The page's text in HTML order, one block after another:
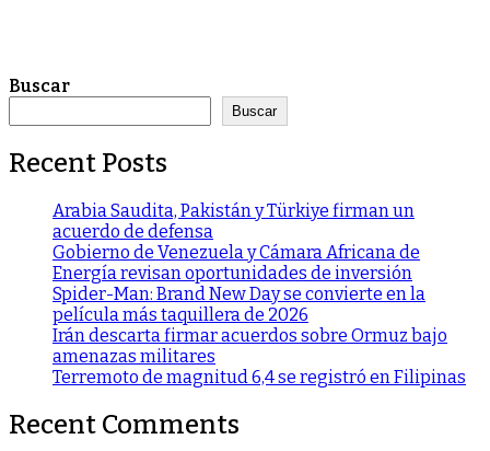
Buscar
Buscar
Recent Posts
Arabia Saudita, Pakistán y Türkiye firman un
acuerdo de defensa
Gobierno de Venezuela y Cámara Africana de
Energía revisan oportunidades de inversión
Spider-Man: Brand New Day se convierte en la
película más taquillera de 2026
Irán descarta firmar acuerdos sobre Ormuz bajo
amenazas militares
Terremoto de magnitud 6,4 se registró en Filipinas
Recent Comments